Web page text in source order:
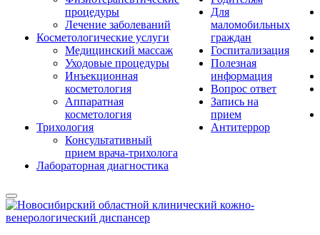
процедуры
Лечение заболеваний
Косметологические услуги
Медицинский массаж
Уходовые процедуры
Инъекционная
косметология
Аппаратная
косметология
Трихология
Консультативный
прием врача-трихолога
Лабораторная диагностика
Для
маломобильных
граждан
Госпитализация
Полезная
информация
Вопрос ответ
Запись на
прием
Антитеррор